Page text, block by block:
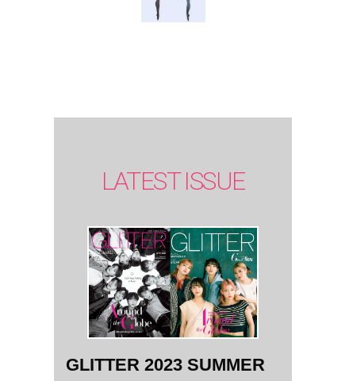
2023
LATEST ISSUE
GLITTER 2023 SUMMER